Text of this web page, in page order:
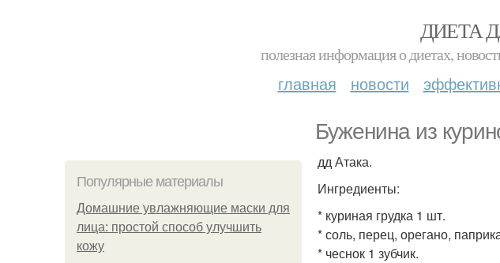
ДИЕТА
полезная информация о диетах,
главная новости
Буженина из
Популярные материалы
Домашние увлажняющие маски для
лица: простой способ улучшить
кожу
дд Атака.
Ингредиенты:
* куриная грудка 1 шт.
* соль, перец, орегано,
* чеснок 1 зубчик.